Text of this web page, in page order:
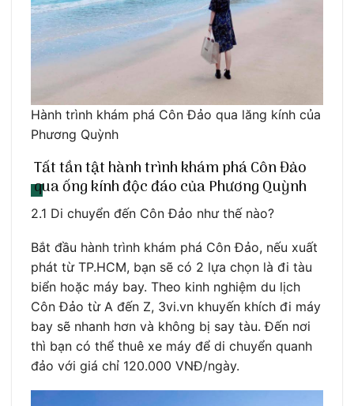
Hành trình khám phá Côn Đảo qua lăng kính của
Phương Quỳnh
Tất tần tật hành trình khám phá Côn Đảo
qua ống kính độc đáo của Phương Quỳnh
2.1 Di chuyển đến Côn Đảo như thế nào?
Bắt đầu hành trình khám phá Côn Đảo, nếu xuất
phát từ TP.HCM, bạn sẽ có 2 lựa chọn là đi tàu
biển hoặc máy bay. Theo kinh nghiệm du lịch
Côn Đảo từ A đến Z, 3vi.vn khuyến khích đi máy
bay sẽ nhanh hơn và không bị say tàu. Đến nơi
thì bạn có thể thuê xe máy để di chuyển quanh
đảo với giá chỉ 120.000 VNĐ/ngày.